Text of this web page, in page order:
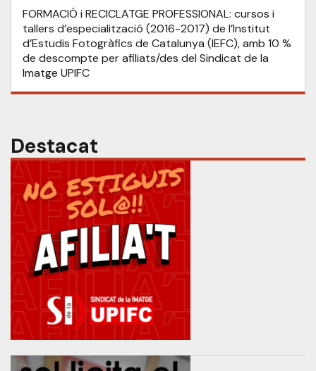
FORMACIÓ i RECICLATGE PROFESSIONAL: cursos i
tallers d’especialització (2016-2017) de l’Institut
d’Estudis Fotogràfics de Catalunya (IEFC), amb 10 %
de descompte per afiliats/des del Sindicat de la
Imatge UPIFC
Destacat